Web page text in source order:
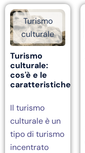
Turismo
culturale
Turismo
culturale:
cos'è e le
caratteristiche
Il turismo
culturale è un
tipo di turismo
incentrato